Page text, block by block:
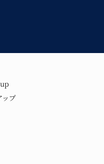
ップ